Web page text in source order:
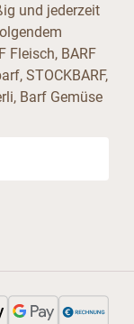
und jederzeit
Fleisch, BARF
STOCKBARF,
Barf Gemüse